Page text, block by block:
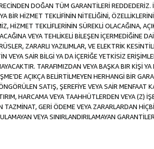
DOĞAN TÜM GARANTİLERİ
BİR HİZMET TEKLİFİNİN NİTELİĞİNİ,
HİZMET TEKLİFLERİNİN SÜREKLİ OLACAĞINA,
VEYA TEHLİKELİ BİLEŞEN İÇERMEDİĞİNE
ZARARLI YAZILIMLAR, VE ELEKTRİK
SAİR BİLGİ YA DA İÇERİĞE YETKİSİZ
TARAFIMIZDAN VEYA BAŞKA BIR KİŞİ
AÇIKÇA BELİRTİLMEYEN HERHANGİ BİR
SATIŞ, ŞEREFİYE VEYA SAİR MENFAAT
HARCAMA VEYA TAAHHÜTLERDEN VEYA (Z)
GERİ ÖDEME VEYA ZARARLARDAN
VEYA SINIRLANDIRILAMAYAN